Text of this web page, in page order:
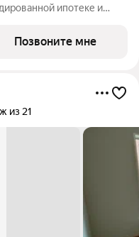
ипотеке и
В северной
Позвоните мне
из 21